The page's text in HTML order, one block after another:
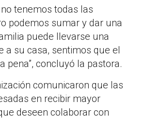
tenemos todas las
podemos sumar y dar una
puede llevarse una
a su casa, sentimos que el
pena”, concluyó la pastora.
comunicaron que las
en recibir mayor
deseen colaborar con